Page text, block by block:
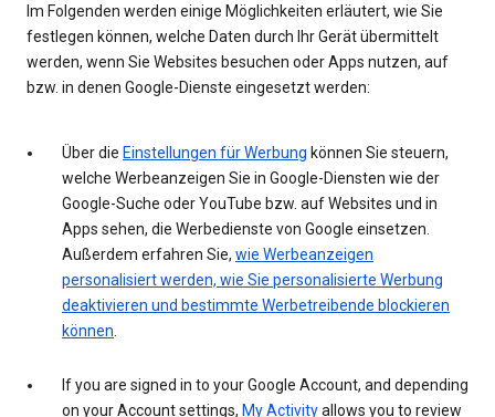
Im Folgenden werden einige Möglichkeiten erläutert, wie Sie
festlegen können, welche Daten durch Ihr Gerät übermittelt
werden, wenn Sie Websites besuchen oder Apps nutzen, auf
bzw. in denen Google-Dienste eingesetzt werden:
Über die Einstellungen für Werbung können Sie steuern,
welche Werbeanzeigen Sie in Google-Diensten wie der
Google-Suche oder YouTube bzw. auf Websites und in
Apps sehen, die Werbedienste von Google einsetzen.
Außerdem erfahren Sie, wie Werbeanzeigen
personalisiert werden, wie Sie personalisierte Werbung
deaktivieren und bestimmte Werbetreibende blockieren
können.
If you are signed in to your Google Account, and depending
on your Account settings, My Activityallows you to review